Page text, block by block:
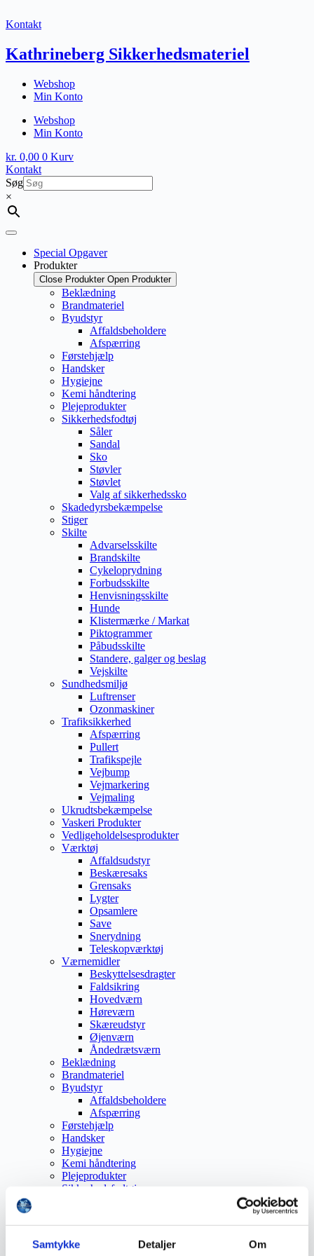
Samtykke Detaljer Om
til
Kontakt
Kathrineberg Sikkerhedsmateriel
Webshop
Min Konto
Webshop
Min Konto
kr. 0,00 0 Kurv
Kontakt
Søg
×
Special Opgaver
Produkter
Close Produkter Open Produkter
Beklædning
Brandmateriel
Byudstyr
Affaldsbeholdere
Afspærring
Førstehjælp
Handsker
Hygiejne
Kemi håndtering
Plejeprodukter
Sikkerhedsfodtøj
Såler
Sandal
Sko
Støvler
Støvlet
Valg af sikkerhedssko
Skadedyrsbekæmpelse
Stiger
Skilte
Advarselsskilte
Brandskilte
Cykeloprydning
Forbudsskilte
Henvisningsskilte
Hunde
Klistermærke / Markat
Piktogrammer
Påbudsskilte
Standere, galger og beslag
Vejskilte
Sundhedsmiljø
Luftrenser
Ozonmaskiner
Trafiksikkerhed
Afspærring
Pullert
Trafikspejle
Vejbump
Vejmarkering
Vejmaling
Ukrudtsbekæmpelse
Vaskeri Produkter
Vedligeholdelsesprodukter
Værktøj
Affaldsudstyr
Beskæresaks
Grensaks
Lygter
Opsamlere
Save
Snerydning
Teleskopværktøj
Værnemidler
Beskyttelsesdragter
Faldsikring
Hovedværn
Høreværn
Skæreudstyr
Øjenværn
Åndedrætsværn
Beklædning
Brandmateriel
Byudstyr
Affaldsbeholdere
Afspærring
Førstehjælp
Handsker
Hygiejne
Kemi håndtering
Plejeprodukter
Sikkerhedsfodtøj
Sko